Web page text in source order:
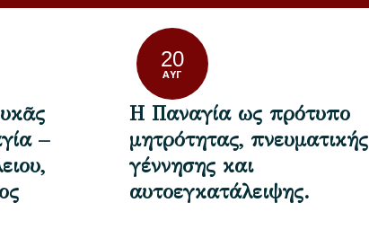
–
20
ΑΥΓ
Η Παναγία ως πρότυπο
μητρότητας, πνευματικής
γέννησης και
αυτοεγκατάλειψης.